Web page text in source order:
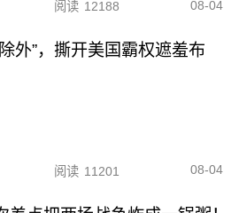
阅读 12188 08-04
外”，撕开美国霸权遮羞布
阅读 11201 08-04